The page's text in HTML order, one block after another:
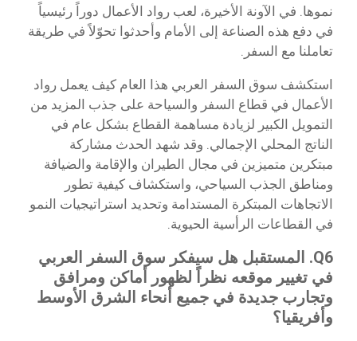
نموها. في الآونة الأخيرة، لعب رواد الأعمال دوراً رئيسياً
في دفع هذه الصناعة إلى الأمام وأحدثوا تحوّلاً في طريقة
تعاملنا مع السفر.
استكشف سوق السفر العربي هذا العام كيف يعمل رواد
الأعمال في قطاع السفر والسياحة على جذب المزيد من
التمويل الكبير لزيادة مساهمة القطاع بشكل عام في
الناتج المحلي الإجمالي. وقد شهد الحدث مشاركة
مبتكرين متميزين في مجال الطيران والإقامة والضيافة
ومناطق الجذب السياحي، واستكشاف كيفية تطور
الاتجاهات المبتكرة المستدامة وتحديد استراتيجيات النمو
في القطاعات الرأسية الحيوية.
Q6. المستقبل هل سيفكر سوق السفر العربي
في تغيير موقعه نظراً لظهور أماكن ومرافق
وتجارب جديدة في جميع أنحاء الشرق الأوسط
وأفريقيا؟